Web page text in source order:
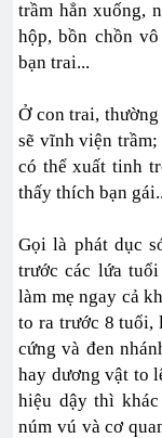
trầm hẳn xuống,
hộp, bồn chồn
bạn trai...
Ở con trai,
sẽ vĩnh viện
có thể xuất tinh
thấy thích bạn
Gọi là phát dục
trước các lứa
làm mẹ ngay cả
to ra trước 8 tuổi,
cứng và đen
hay dương vật to
hiệu dậy thì
núm vú và cơ